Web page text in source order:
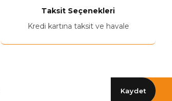
Taksit Seçenekleri
Kredi kartına taksit ve havale
Kaydet